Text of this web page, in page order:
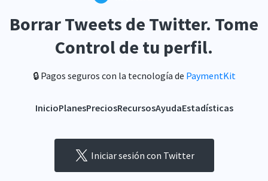
Borrar Tweets de Twitter. Tome
Control de tu perfil.
🔒 Pagos seguros con la tecnología de PaymentKit
InicioPlanesPreciosRecursosAyudaEstadísticas
Iniciar sesión con Twitter